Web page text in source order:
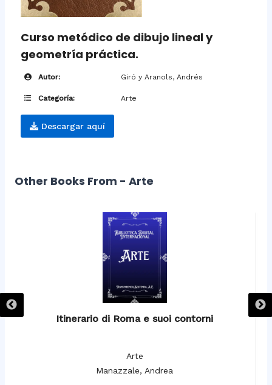
Curso metódico de dibujo lineal y
geometría práctica.
Autor: Giró y Aranols, Andrés
Categoría: Arte
Descargar aquí
Other Books From - Arte
Itinerario di Roma e suoi contorni
Arte
Manazzale, Andrea